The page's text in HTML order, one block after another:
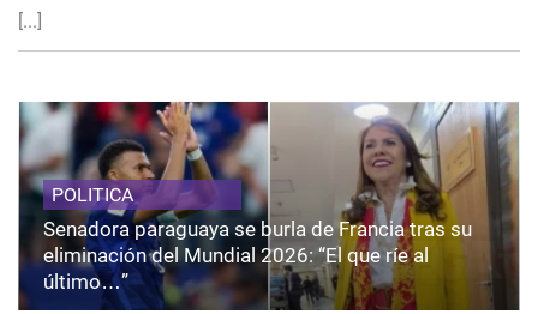
[...]
POLITICA
Senadora paraguaya se burla de Francia tras su
eliminación del Mundial 2026: “El que ríe al
último…”